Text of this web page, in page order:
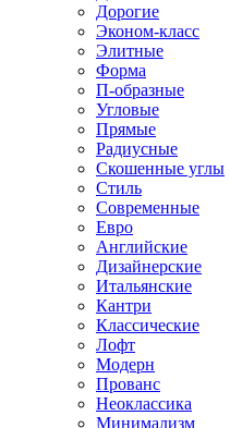
Дорогие
Эконом-класс
Элитные
Форма
П-образные
Угловые
Прямые
Радиусные
Скошенные углы
Стиль
Современные
Евро
Английские
Дизайнерские
Итальянские
Кантри
Классические
Лофт
Модерн
Прованс
Неоклассика
Минимализм